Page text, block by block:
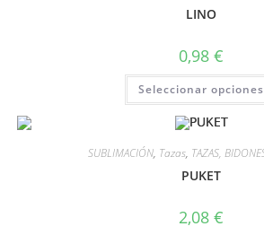
LINO
0,98 €
Seleccionar opciones
SUBLIMACIÓN, Tazas, TAZAS,
PUKET
2,08 €